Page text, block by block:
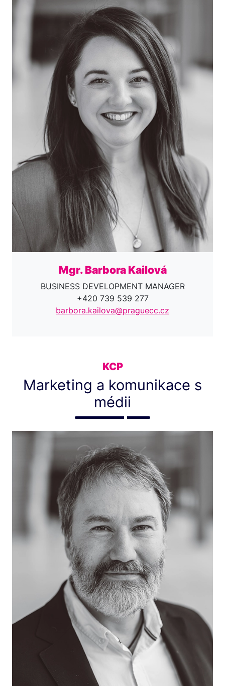
Mgr. Barbora Kailová
BUSINESS DEVELOPMENT MANAGER
+420 739 539 277
barbora.kailova@praguecc.cz
KCP
Marketing a komunikace s
médii